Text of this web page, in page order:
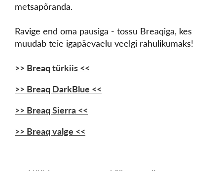
metsapõranda.
Ravige end oma pausiga - tossu Breaqiga, kes
muudab teie igapäevaelu veelgi rahulikumaks!
>> Breaq türkiis <<
>> Breaq DarkBlue <<
>> Breaq Sierra <<
>> Breaq valge <<